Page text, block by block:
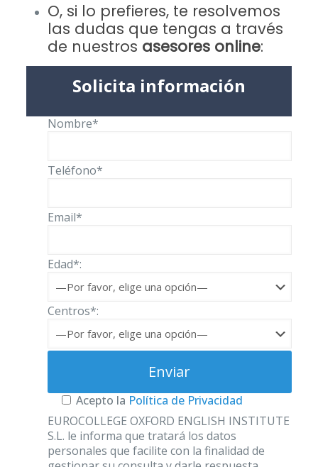
O, si lo prefieres, te resolvemos
las dudas que tengas a través
de nuestros asesores online:
Solicita información
Nombre*
Teléfono*
Email*
Edad*:
Centros*:
Acepto la Política de Privacidad
EUROCOLLEGE OXFORD ENGLISH INSTITUTE
S.L. le informa que tratará los datos
personales que facilite con la finalidad de